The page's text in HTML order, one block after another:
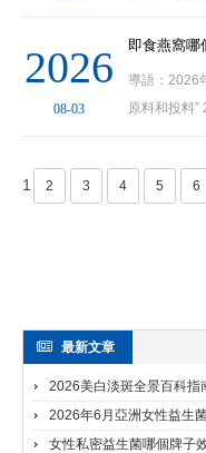
2026
08-03
導語：2026
原料和投料”
1 2 3 4 5 6
最新文章